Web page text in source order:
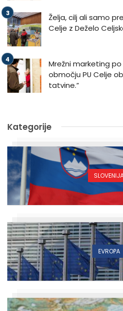
Želja, cilj ali samo
Celje z Deželo
Mrežni marketing po
območju PU Celje
tatvine.”
Kategorije
EVROPA